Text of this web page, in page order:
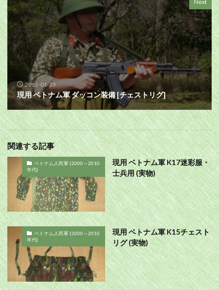
Next
2023-01-19
現用 ベトナム軍 ダッコン装備 [チェストリグ]
関連する記事
ベトナム人民軍 (2000～2010
年代)
現用 ベトナム軍 K17迷彩服・
士兵用 (実物)
ベトナム人民軍 (2000～2010
年代)
現用 ベトナム軍 K15チェスト
リグ (実物)